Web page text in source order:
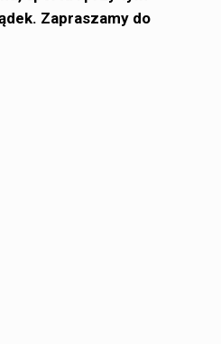
Zapraszamy do